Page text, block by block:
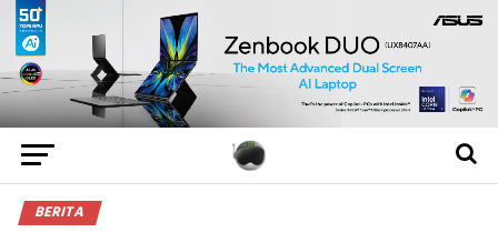
BERITA